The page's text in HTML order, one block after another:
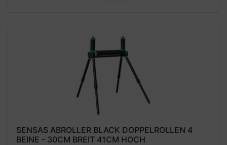
SENSAS ABROLLER BLACK DOPPELROLLEN 4
BEINE - 30CM BREIT 41CM HOCH